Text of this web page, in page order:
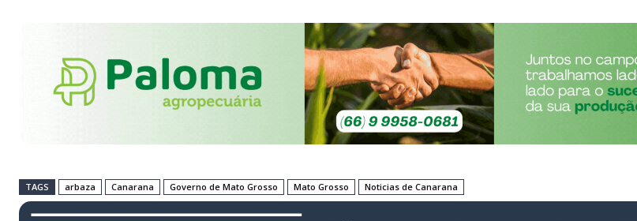
TAGS arbaza Canarana Governo de Mato Grosso Mato Grosso Noticias de Canarana